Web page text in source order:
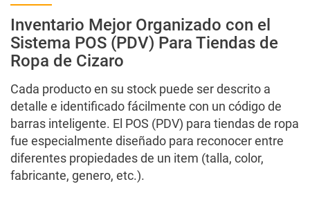
Le elevamos a lanube
Libros contables
Nuevas Características y Desarrollo de Módulos
Ponga a su negocio en el camino correcto
Inventario Mejor Organizado con el
Sistema POS (PDV) Para Tiendas de
Ropa de Cizaro
Cada producto en su stock puede ser descrito a
detalle e identificado fácilmente con un código de
barras inteligente. El POS (PDV) para tiendas de ropa
fue especialmente diseñado para reconocer entre
diferentes propiedades de un item (talla, color,
fabricante, genero, etc.).